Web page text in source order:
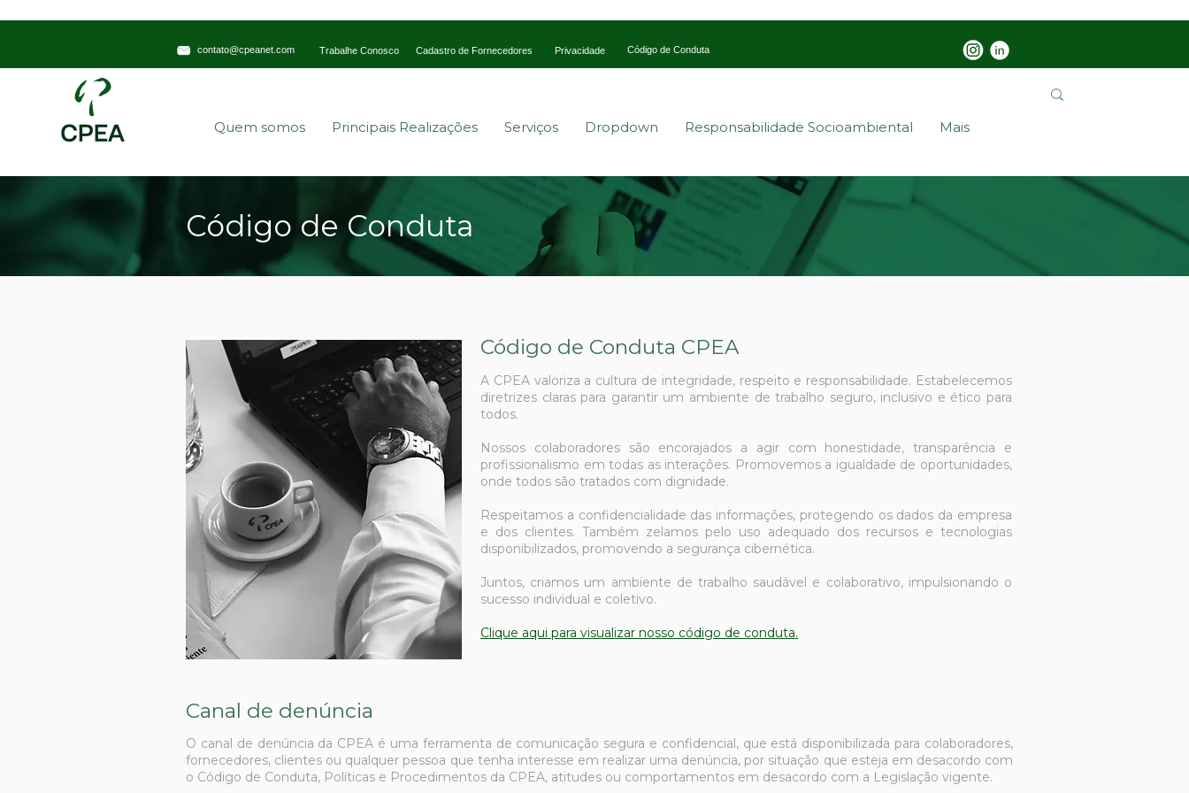
contato@cpeanet.com Trabalhe Conosco Cadastro de Fornecedores Privacidade Código de Conduta
Quem somos Principais Realizações Serviços Dropdown Responsabilidade Socioambiental Mais
Código de Conduta CPEA
A CPEA valoriza a cultura de integridade, respeito e responsabilidade. Estabelecemos
diretrizes claras para garantir um ambiente de trabalho seguro, inclusivo e ético para
todos.
Nossos colaboradores são encorajados a agir com honestidade, transparência e
profissionalismo em todas as interações. Promovemos a igualdade de oportunidades,
onde todos são tratados com dignidade.
Respeitamos a confidencialidade das informações, protegendo os dados da empresa
e dos clientes. Também zelamos pelo uso adequado dos recursos e tecnologias
disponibilizados, promovendo a segurança cibernética.
Juntos, criamos um ambiente de trabalho saudável e colaborativo, impulsionando o
sucesso individual e coletivo.
Clique aqui para visualizar nosso código de conduta.
Canal de denúncia
O canal de denúncia da CPEA é uma ferramenta de comunicação segura e confidencial, que está disponibilizada para colaboradores,
fornecedores, clientes ou qualquer pessoa que tenha interesse em realizar uma denúncia, por situação que esteja em desacordo com
o Código de Conduta, Políticas e Procedimentos da CPEA, atitudes ou comportamentos em desacordo com a Legislação vigente.
Código de Conduta